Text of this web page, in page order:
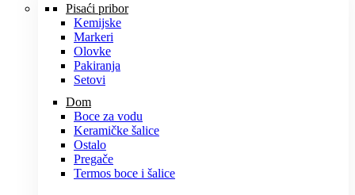
Pisaći pribor
Kemijske
Markeri
Olovke
Pakiranja
Setovi
Dom
Boce za vodu
Keramičke šalice
Ostalo
Pregače
Termos boce i šalice